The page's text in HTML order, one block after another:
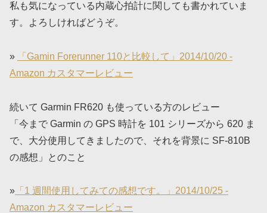
私も気になっている内蔵心拍計に関しても書かれていま
す。よろしければどうぞ。
»
「Gamin Forerunner 110と比較して」2014/10/20 -
Amazon カスタマーレビュー
続いて Garmin FR620 も使っている方のレビュー
「今まで Garmin の GPS 時計を 101 シリーズから 620 ま
で、大分使用してきましたので、それを背景に SF-810B
の感想」とのこと
» 「1 週間使用してみての感想です。」2014/10/25 -
Amazon カスタマーレビュー